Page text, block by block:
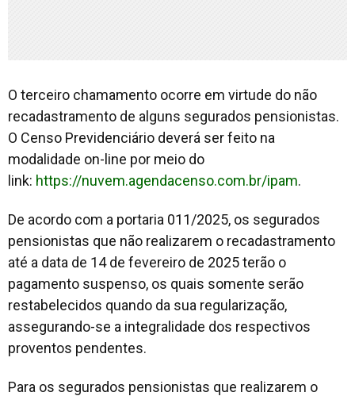
​​O terceiro chamamento ocorre em virtude do não
recadastramento de alguns segurados pensionistas.
O Censo Previdenciário deverá ser feito na
modalidade on-line por meio do
link: https://nuvem.agendacenso.com.br/ipam.
De acordo com a portaria 011/2025, os segurados
pensionistas que não realizarem o recadastramento
até a data de 14​ de fevereiro de 2025 terão o
pagamento suspenso, os quais somente serão
restabelecidos quando da sua regularização,
assegurando-se a integralidade dos respectivos
proventos pendentes.
Para os segurados pensionistas que realizarem o